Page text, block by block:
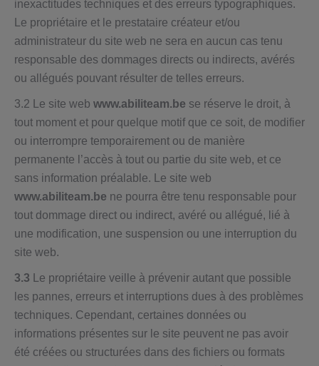
inexactitudes techniques et des erreurs typographiques.
Le propriétaire et le prestataire créateur et/ou
administrateur du site web ne sera en aucun cas tenu
responsable des dommages directs ou indirects, avérés
ou allégués pouvant résulter de telles erreurs.
3.2 Le site web www.abiliteam.be se réserve le droit, à
tout moment et pour quelque motif que ce soit, de modifier
ou interrompre temporairement ou de manière
permanente l’accès à tout ou partie du site web, et ce
sans information préalable. Le site web
www.abiliteam.be ne pourra être tenu responsable pour
tout dommage direct ou indirect, avéré ou allégué, lié à
une modification, une suspension ou une interruption du
site web.
3.3 Le propriétaire veille à prévenir autant que possible
les pannes, erreurs et interruptions dues à des problèmes
techniques. Cependant, certaines données ou
informations présentes sur le site peuvent ne pas avoir
été créées ou structurées dans des fichiers ou formats